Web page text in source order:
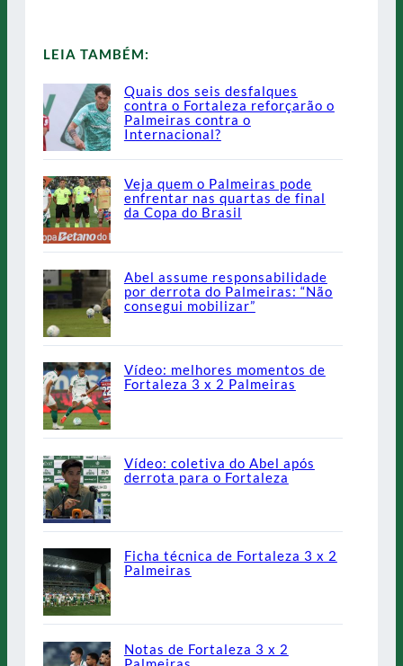
LEIA TAMBÉM:
Quais dos seis desfalques
contra o Fortaleza reforçarão o
Palmeiras contra o
Internacional?
Veja quem o Palmeiras pode
enfrentar nas quartas de final
da Copa do Brasil
Abel assume responsabilidade
por derrota do Palmeiras: “Não
consegui mobilizar”
Vídeo: melhores momentos de
Fortaleza 3 x 2 Palmeiras
Vídeo: coletiva do Abel após
derrota para o Fortaleza
Ficha técnica de Fortaleza 3 x 2
Palmeiras
Notas de Fortaleza 3 x 2